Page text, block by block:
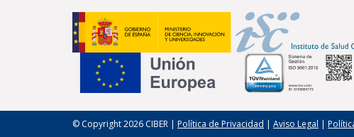
© Copyright 2026 CIBER | Política de Privacidad | Aviso Legal |